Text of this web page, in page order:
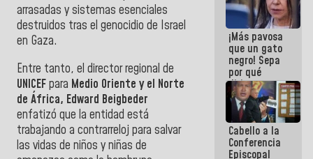
arrasadas y sistemas esenciales
destruidos tras el genocidio de Israel
en Gaza.
Entre tanto, el director regional de
UNICEFpara Medio Oriente y el Norte
de África, Edward Beigbeder
enfatizó que la entidad está
trabajando a contrarreloj para salvar
las vidas de niños y niñas de
e inspección
en la Línea 2
¡Más pavosa
que un gato
negro! Sepa
por qué
dirigentes
opositores
se
desmarcan
de La Sayo
Cabello a la
Conferencia
Episcopal